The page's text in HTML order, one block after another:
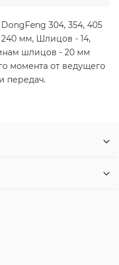
304, 354, 405
мм, Шлицов - 14,
шлицов - 20 мм
момента от ведущего
передач.